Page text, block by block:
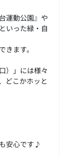
運動公園』や
いった緑・自
ます。
）」には様々
どこかホッと
安心です♪